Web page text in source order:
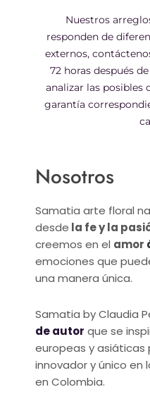
Nuestros
responden de
externos,
72 horas después
analizar las posibles
garantía
Nosotros
Samatia arte floral
desde la fe y la
creemos en el amor
emociones que
una manera única.
Samatia by Claudia
de autor que se
europeas y
innovador y único en
en Colombia.